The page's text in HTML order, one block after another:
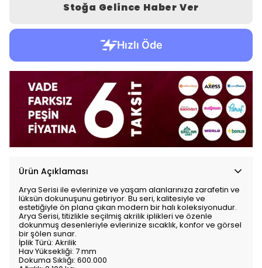
Stoğa Gelince Haber Ver
Ürün Açıklaması
Arya Serisi ile evlerinize ve yaşam alanlarınıza zarafetin ve
lüksün dokunuşunu getiriyor. Bu seri, kalitesiyle ve
estetiğiyle ön plana çıkan modern bir halı koleksiyonudur.
Arya Serisi, titizlikle seçilmiş akrilik iplikleri ve özenle
dokunmuş desenleriyle evlerinize sıcaklık, konfor ve görsel
bir şölen sunar.
İplik Türü: Akrilik
Hav Yüksekliği: 7 mm
Dokuma Sıklığı: 600.000